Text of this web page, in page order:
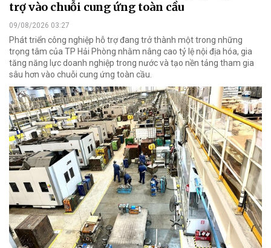
trợ vào chuỗi cung ứng toàn cầu
09/08/2026 03:27
Phát triển công nghiệp hỗ trợ đang trở thành một trong những
trọng tâm của TP Hải Phòng nhằm nâng cao tỷ lệ nội địa hóa, gia
tăng năng lực doanh nghiệp trong nước và tạo nền tảng tham gia
sâu hơn vào chuỗi cung ứng toàn cầu.